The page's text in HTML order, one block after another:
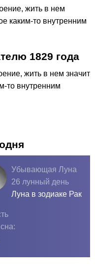
жить в нем
каким-то внутренним
1829 года
жить в нем значит
то внутренним
Убывающая Луна
26 лунный день
Луна в зодиаке Рак